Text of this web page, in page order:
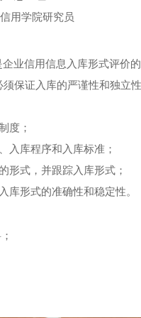
用学院研究员
业信用信息入库形式评价
须保证入库的严谨性和独立
度；
入库程序和入库标准；
形式，并跟踪入库形式；
库形式的准确性和稳定性。